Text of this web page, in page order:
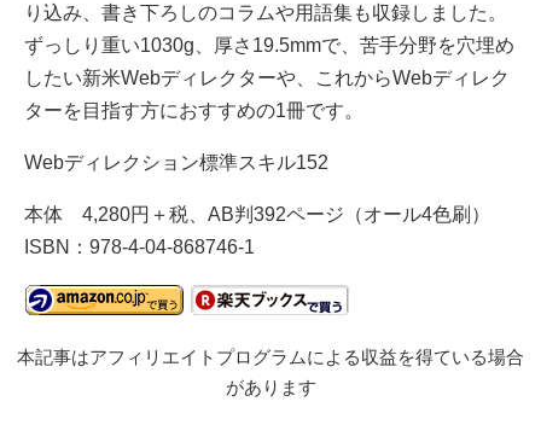
り込み、書き下ろしのコラムや用語集も収録しました。
ずっしり重い1030g、厚さ19.5mmで、苦手分野を穴埋め
したい新米Webディレクターや、これからWebディレク
ターを目指す方におすすめの1冊です。
Webディレクション標準スキル152
本体 4,280円＋税、AB判392ページ（オール4色刷）
ISBN：978-4-04-868746-1
本記事はアフィリエイトプログラムによる収益を得ている場合
があります